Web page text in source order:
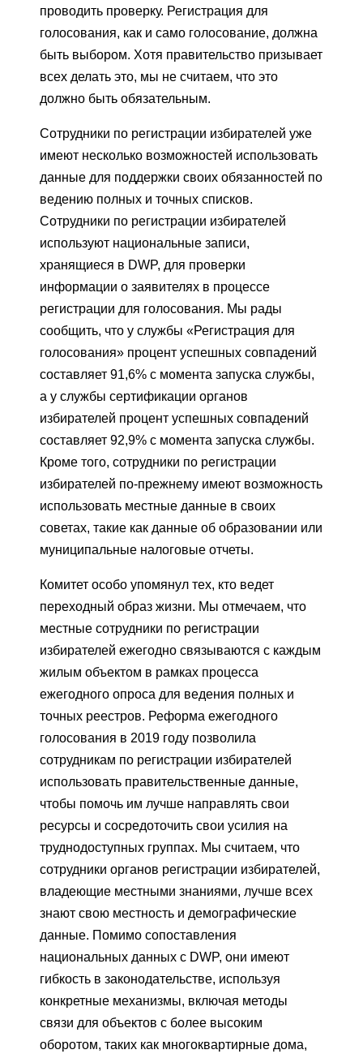
проводить проверку. Регистрация для
голосования, как и само голосование, должна
быть выбором. Хотя правительство призывает
всех делать это, мы не считаем, что это
должно быть обязательным.
Сотрудники по регистрации избирателей уже
имеют несколько возможностей использовать
данные для поддержки своих обязанностей по
ведению полных и точных списков.
Сотрудники по регистрации избирателей
используют национальные записи,
хранящиеся в DWP, для проверки
информации о заявителях в процессе
регистрации для голосования. Мы рады
сообщить, что у службы «Регистрация для
голосования» процент успешных совпадений
составляет 91,6% с момента запуска службы,
а у службы сертификации органов
избирателей процент успешных совпадений
составляет 92,9% с момента запуска службы.
Кроме того, сотрудники по регистрации
избирателей по-прежнему имеют возможность
использовать местные данные в своих
советах, такие как данные об образовании или
муниципальные налоговые отчеты.
Комитет особо упомянул тех, кто ведет
переходный образ жизни. Мы отмечаем, что
местные сотрудники по регистрации
избирателей ежегодно связываются с каждым
жилым объектом в рамках процесса
ежегодного опроса для ведения полных и
точных реестров. Реформа ежегодного
голосования в 2019 году позволила
сотрудникам по регистрации избирателей
использовать правительственные данные,
чтобы помочь им лучше направлять свои
ресурсы и сосредоточить свои усилия на
труднодоступных группах. Мы считаем, что
сотрудники органов регистрации избирателей,
владеющие местными знаниями, лучше всех
знают свою местность и демографические
данные. Помимо сопоставления
национальных данных с DWP, они имеют
гибкость в законодательстве, используя
конкретные механизмы, включая методы
связи для объектов с более высоким
оборотом, таких как многоквартирные дома,